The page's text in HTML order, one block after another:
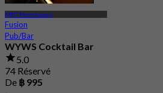
MRT Phetchaburi
Fusion
Pub/Bar
WYWS Cocktail Bar
5.0
74 Réservé
De ฿ 995